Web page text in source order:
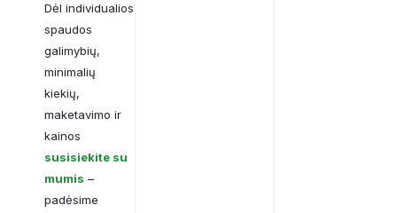
Dėl individualios
spaudos
galimybių,
minimalių
kiekių,
maketavimo ir
kainos
susisiekite su
mumis –
padėsime